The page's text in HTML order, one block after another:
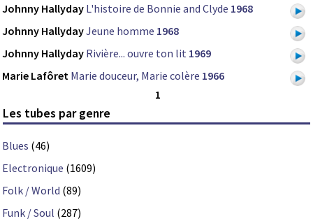
Johnny Hallyday L'histoire de Bonnie and Clyde 1968
Johnny HallydayJeune homme 1968
Johnny Hallyday Rivière... ouvre ton lit 1969
Marie Lafôret Marie douceur, Marie colère 1966
1
Les tubes par genre
Blues (46)
Electronique (1609)
Folk / World (89)
Funk / Soul (287)